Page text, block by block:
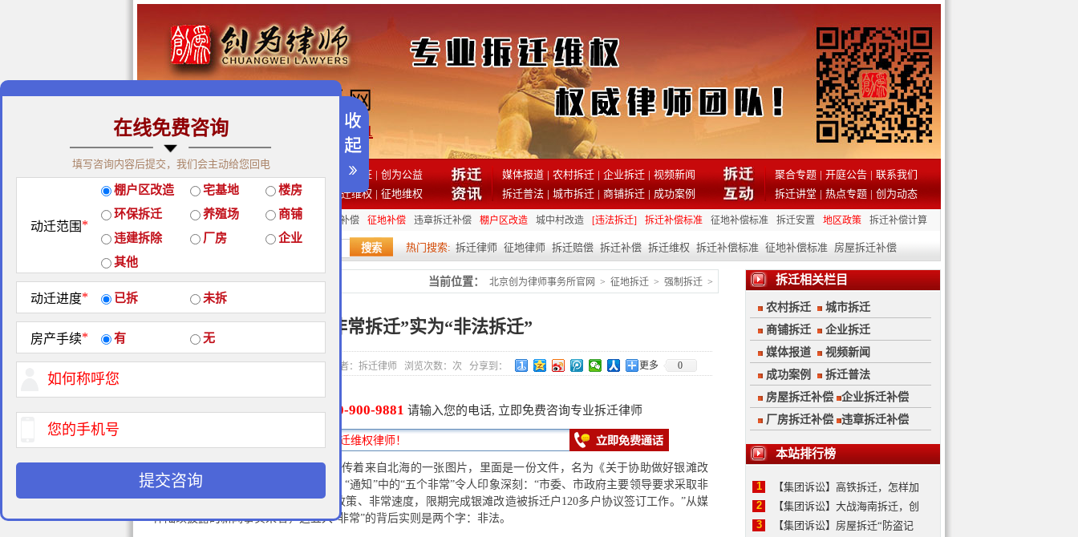
免费咨询热线：400-900-9881
客户见证 | 创为公益
经典案例 | 律师团队 拆迁维权 | 征地维权
媒体报道 | 农村拆迁 | 企业拆迁 | 视频新闻
拆迁普法 | 城市拆迁 | 商铺拆迁 | 成功案例
聚合专题 | 开庭公告 | 联系我们
拆迁讲堂 | 热点专题 | 创为动态
房屋拆迁补偿 企业拆迁补偿 厂房拆迁补偿 征地补偿 违章拆迁补偿 棚户区改造 城中村改造 [违法拆迁] 拆迁补偿标准 征地补偿标准 拆迁安置 地区政策 拆迁补偿计算
站内搜索： 热门搜索: 拆迁律师 征地律师 拆迁赔偿 拆迁补偿 拆迁维权 拆迁补偿标准 征地补偿标准 房屋拆迁补偿
强制拆迁 当前位置： 北京创为律师事务所官网 > 征地拆迁 > 强制拆迁 >
非常拆迁”实为“非法拆迁”
2014-06-15 05:41 作者：拆迁律师 浏览次数： 次 分享到： 更多 0
免费法律咨询热线:400-900-9881 请输入您的电话, 立即免费咨询专业拆迁律师
据《中国青年报》报道，网上流传着来自北海的一张图片，里面是一份文件，名为《关于协助做好银滩改
造拆迁户尽快签订协议工作的通知》。“通知”中的“五个非常”令人印象深刻：“市委、市政府主要领导要求采取非
常办法、非常措施、非常力度、非常政策、非常速度，限期完成银滩改造被拆迁户120多户协议签订工作。”从媒
体陆续披露的新闻事实来看，这五大“非常”的背后实则是两个字：非法。
拆迁相关栏目
农村拆迁
城市拆迁
商铺拆迁
企业拆迁
媒体报道
视频新闻
成功案例
拆迁普法
房屋拆迁补偿
企业拆迁补偿
厂房拆迁补偿
违章拆迁补偿
本站排行榜
1
【集团诉讼】高铁拆迁，怎样加
2
【集团诉讼】大战海南拆迁，创
3
【集团诉讼】房屋拆迁“防盗记
在线免费咨询
填写咨询内容后提交，我们会主动给您回电
动迁范围 *
棚户区改造 宅基地
楼房
环保拆迁
养殖场
商铺
违建拆除
厂房
企业
其他
动迁进度* 已拆 未拆
房产手续* 有 无
提交咨询